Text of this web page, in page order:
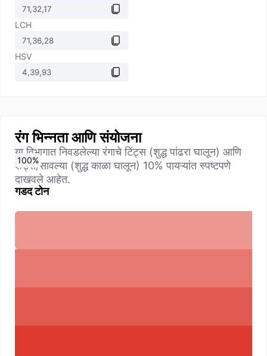
LCH
HSV
रंग भिन्नता आणि संयोजना
या विभागात निवडलेल्या रंगाचे टिंट्स (शुद्ध पांढरा घालून) आणि
शेड्स/सावल्या (शुद्ध काळा घालून) 10% पायऱ्यांत स्पष्टपणे
दाखवले आहेत.
गडद टोन
0%
10%
20%
30%
40%
50%
60%
70%
80%
90%
100%